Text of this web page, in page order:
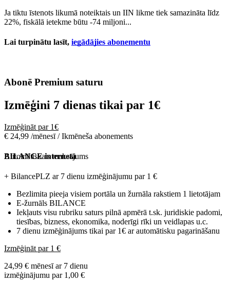
Ja tiktu īstenots likumā noteiktais un IIN likme tiek samazināta līdz
22%, fiskālā ietekme būtu -74 miljoni...
Lai turpinātu lasīt, iegādājies abonementu
Abonē Premium saturu
Izmēģini 7 dienas tikai par 1€
Izmēģināt par 1€
€ 24,99 /mēnesī / Ikmēneša abonements
Automātiskais maksājums
BILANCE internetā
+ BilancePLZ ar 7 dienu izmēģinājumu par 1 €
Bezlimita pieeja visiem portāla un žurnāla rakstiem 1 lietotājam
E-žurnāls BILANCE
Iekļauts visu rubriku saturs pilnā apmērā t.sk. juridiskie padomi,
tiesības, bizness, ekonomika, noderīgi rīki un veidlapas u.c.
7 dienu izmēģinājums tikai par 1€ ar automātisku pagarināšanu
Izmēģināt par 1 €
24,99 € mēnesī ar 7 dienu
izmēģinājumu par 1,00 €